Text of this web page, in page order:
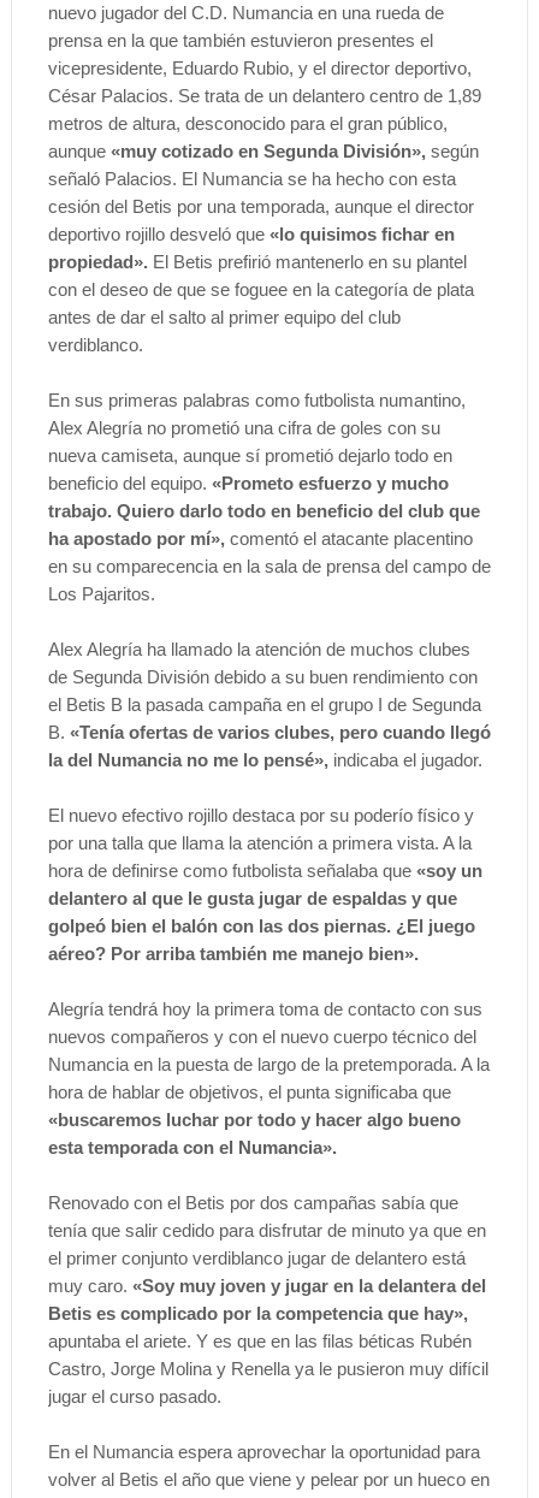
nuevo jugador del C.D. Numancia en una rueda de
prensa en la que también estuvieron presentes el
vicepresidente, Eduardo Rubio, y el director deportivo,
César Palacios. Se trata de un delantero centro de 1,89
metros de altura, desconocido para el gran público,
aunque «muy cotizado en Segunda División»,según
señaló Palacios. El Numancia se ha hecho con esta
cesión del Betis por una temporada, aunque el director
deportivo rojillo desveló que «lo quisimos fichar en
propiedad». El Betis prefirió mantenerlo en su plantel
con el deseo de que se foguee en la categoría de plata
antes de dar el salto al primer equipo del club
verdiblanco.
En sus primeras palabras como futbolista numantino,
Alex Alegría no prometió una cifra de goles con su
nueva camiseta, aunque sí prometió dejarlo todo en
beneficio del equipo. «Prometo esfuerzo y mucho
trabajo. Quiero darlo todo en beneficio del club que
ha apostado por mí»,comentó el atacante placentino
en su comparecencia en la sala de prensa del campo de
Los Pajaritos.
Alex Alegría ha llamado la atención de muchos clubes
de Segunda División debido a su buen rendimiento con
el Betis B la pasada campaña en el grupo I de Segunda
B. «Tenía ofertas de varios clubes, pero cuando llegó
la del Numancia no me lo pensé»,indicaba el jugador.
El nuevo efectivo rojillo destaca por su poderío físico y
por una talla que llama la atención a primera vista. A la
hora de definirse como futbolista señalaba que «soy un
delantero al que le gusta jugar de espaldas y que
golpeó bien el balón con las dos piernas. ¿El juego
aéreo? Por arriba también me manejo bien».
Alegría tendrá hoy la primera toma de contacto con sus
nuevos compañeros y con el nuevo cuerpo técnico del
Numancia en la puesta de largo de la pretemporada. A la
hora de hablar de objetivos, el punta significaba que
«buscaremos luchar por todo y hacer algo bueno
esta temporada con el Numancia».
Renovado con el Betis por dos campañas sabía que
tenía que salir cedido para disfrutar de minuto ya que en
el primer conjunto verdiblanco jugar de delantero está
muy caro. «Soy muy joven y jugar en la delantera del
Betis es complicado por la competencia que hay»,
apuntaba el ariete. Y es que en las filas béticas Rubén
Castro, Jorge Molina y Renella ya le pusieron muy difícil
jugar el curso pasado.
En el Numancia espera aprovechar la oportunidad para
volver al Betis el año que viene y pelear por un hueco en